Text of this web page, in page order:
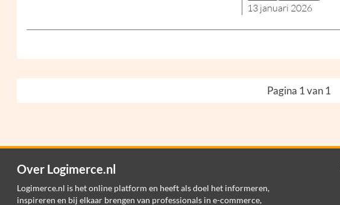
13 januari 2026
Pagina 1 van 1
Over Logimerce.nl
Logimerce.nl is het online platform en heeft als doel het informeren,
inspireren en bij elkaar brengen van professionals in e-commerce,